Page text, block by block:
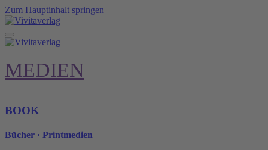
Zum Hauptinhalt springen
MEDIEN
BOOK
Bücher · Printmedien